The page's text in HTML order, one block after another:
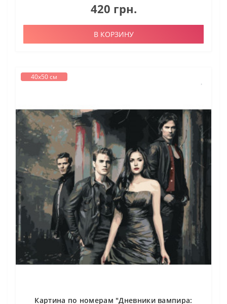
420 грн.
В КОРЗИНУ
40х50 см
Картина по номерам "Дневники вампира: